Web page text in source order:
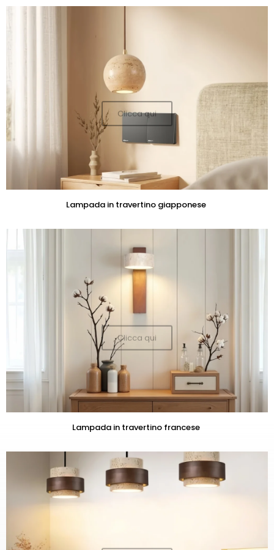
Lampada in travertino giapponese
Lampada in travertino francese